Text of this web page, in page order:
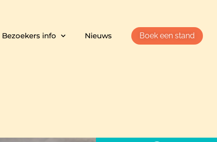
Bezoekers info Nieuws Boek een stand